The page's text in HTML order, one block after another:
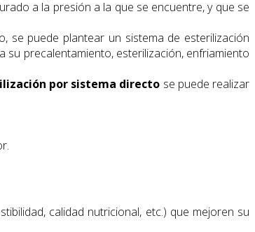
a la presión a la que se encuentre, y que se
se puede plantear un sistema de esterilización
precalentamiento, esterilización, enfriamiento
por sistema directo se puede realizar
calidad nutricional, etc.) que mejoren su